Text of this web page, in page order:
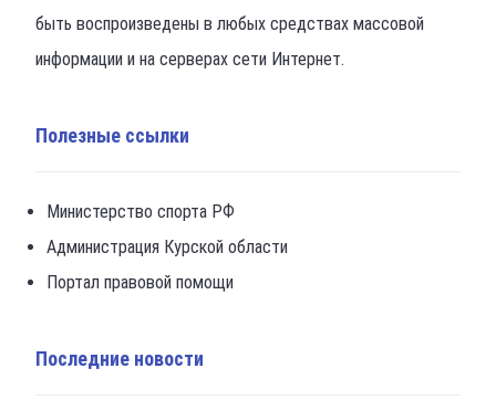
быть воспроизведены в любых средствах массовой
информации и на серверах сети Интернет.
Полезные ссылки
Министерство спорта РФ
Администрация Курской области
Портал правовой помощи
Последние новости